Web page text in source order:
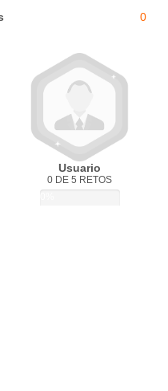
0
Usuario
0 DE 5 RETOS